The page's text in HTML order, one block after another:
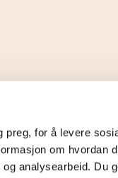
preg, for å levere
om hvordan
analysearbeid. Du
Thomas Thesen
038 071